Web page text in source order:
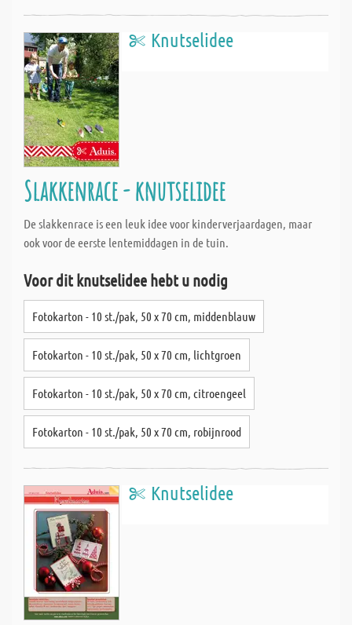
Knutselidee
Slakkenrace - knutselidee
De slakkenrace is een leuk idee voor kinderverjaardagen, maar
ook voor de eerste lentemiddagen in de tuin.
Voor dit knutselidee hebt u nodig
Fotokarton - 10 st./pak, 50 x 70 cm, middenblauw
Fotokarton - 10 st./pak, 50 x 70 cm, lichtgroen
Fotokarton - 10 st./pak, 50 x 70 cm, citroengeel
Fotokarton - 10 st./pak, 50 x 70 cm, robijnrood
Knutselidee